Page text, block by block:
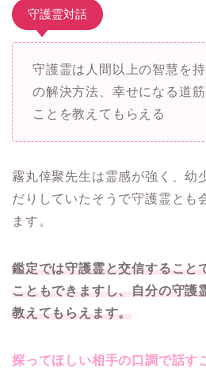
守護霊対話
守護霊は人間以上の智慧を
の解決方法、幸せになる道
ことを教えてもらえる
霧丸倖聚先生は霊感が強く、幼
だりしていたそうで守護霊とも
ます。
鑑定では守護霊と交信すること
こともできますし、自分の守護
教えてもらえます。
探ってほしい相手の口調で話す